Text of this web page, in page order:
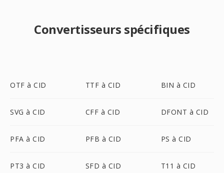
Convertisseurs spécifiques
OTF à CID TTF à CID BIN à CID
SVG à CID CFF à CID DFONT à CID
PFA à CID PFB à CID PS à CID
PT3 à CID SFD à CID T11 à CID